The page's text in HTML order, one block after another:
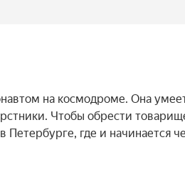
на космодроме. Она
Чтобы обрести
где и начинается